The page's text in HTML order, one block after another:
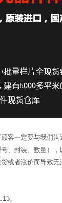
客一定要与我们沟
、封装、数量），
或者涨价而导致
。